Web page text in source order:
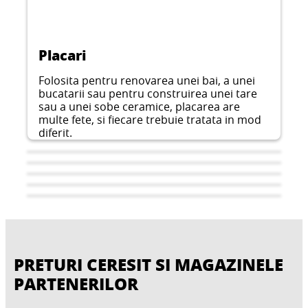
Placari
Folosita pentru renovarea unei bai, a unei
bucatarii sau pentru construirea unei tare
sau a unei sobe ceramice, placarea are
multe fete, si fiecare trebuie tratata in mod
diferit.
PRETURI CERESIT SI MAGAZINELE
PARTENERILOR